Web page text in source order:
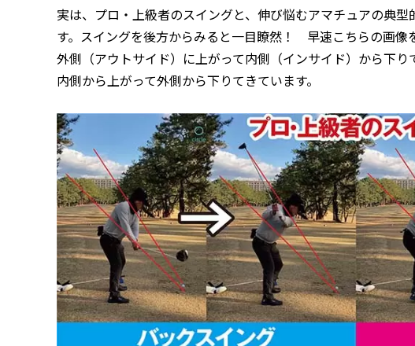
実は、プロ・上級者のスイングと、伸び悩むアマチュアの典
す。スイングを後方からみると一目瞭然！ 早速こちらの画像
外側（アウトサイド）に上がって内側（インサイド）から下り
内側から上がって外側から下りてきています。